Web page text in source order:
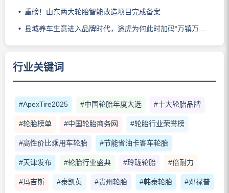
重磅！山东两大轮胎智能改造项目完成备案
县城养车生意进入品牌时代，途虎为何此时加码“万镇万店”？
行业关键词
#ApexTire2025 #中国轮胎年度大选 #十大轮胎品牌
#轮胎榜单 #中国轮胎商务网 #轮胎行业荣誉榜
#高性价比乘用车轮胎 #节能省油卡客车轮胎
#天津发布 #轮胎行业盛典 #玲珑轮胎 #倍耐力
#玛吉斯 #泰凯英 #贵州轮胎 #韩泰轮胎 #邓禄普